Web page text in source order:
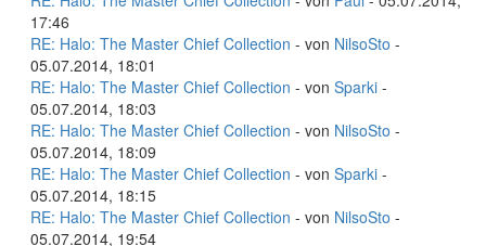
17:46
RE: Halo: The Master Chief Collection - von NilsoSto -
05.07.2014, 18:01
RE: Halo: The Master Chief Collection - von Sparki -
05.07.2014, 18:03
RE: Halo: The Master Chief Collection - von NilsoSto -
05.07.2014, 18:09
RE: Halo: The Master Chief Collection - von Sparki -
05.07.2014, 18:15
RE: Halo: The Master Chief Collection - von NilsoSto -
05.07.2014, 19:54